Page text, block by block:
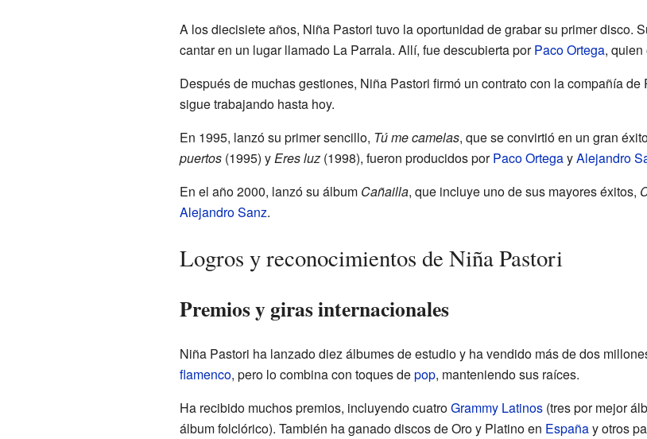
A los diecisiete años, Niña Pastori tuvo la oportunidad de grabar su primer disco.
cantar en un lugar llamado La Parrala. Allí, fue descubierta porPaco Ortega, quien
Después de muchas gestiones, Niña Pastori firmó un contrato con la compañía
sigue trabajando hasta hoy.
En 1995, lanzó su primer sencillo, Tú me camelas, que se convirtió en un gran
puertos(1995) yEres luz(1998), fueron producidos porPaco OrtegayAlejandro
En el año 2000, lanzó su álbum Cañailla, que incluye uno de sus mayores éxitos,
Alejandro Sanz.
Logros y reconocimientos de Niña Pastori
Premios y giras internacionales
Niña Pastori ha lanzado diez álbumes de estudio y ha vendido más de dos
flamenco, pero lo combina con toques depop, manteniendo sus raíces.
Ha recibido muchos premios, incluyendo cuatroGrammy Latinos(tres por mejor
álbum folclórico). También ha ganado discos de Oro y Platino en Españay otros